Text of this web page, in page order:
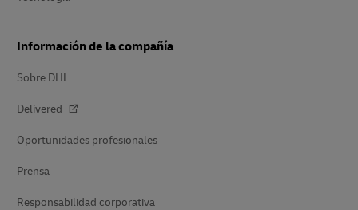
Información de la compañía
Sobre DHL
Delivered
Oportunidades profesionales
Prensa
Responsabilidad corporativa